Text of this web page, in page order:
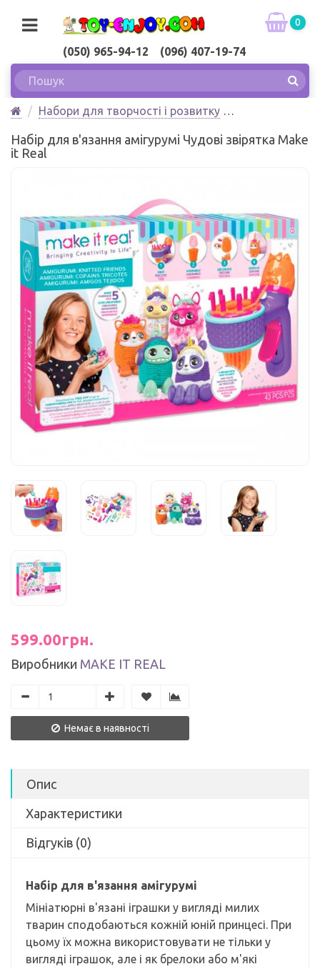
(050) 965-94-12 (096) 407-19-74
0
Набори для творчості і розвитку
Набір для в'язання амігурумі Чудові звірятка Make
it Real
Набір для в'язання амігурумі Чудові звірятка Make
it Real
599.00грн.
Виробники MAKE IT REAL
Немає в наявності
Опис
Характеристики
Відгуків (0)
Набір для в'язання амігурумі
Мініатюрні в'язані іграшки у вигляді милих
тварин сподобаються кожній юній принцесі. При
цьому їх можна використовувати не тільки у
вигляді іграшок, але і як брелоки або м'які